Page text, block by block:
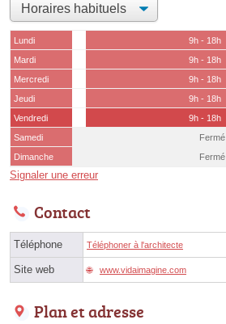
Lundi
9h - 18h
Mardi
9h - 18h
Mercredi
9h - 18h
Jeudi
9h - 18h
Vendredi
9h - 18h
Samedi
Fermé
Dimanche
Fermé
Signaler une erreur
Contact
Téléphone Téléphoner à l'architecte
Site web www.vidaimagine.com
Plan et adresse